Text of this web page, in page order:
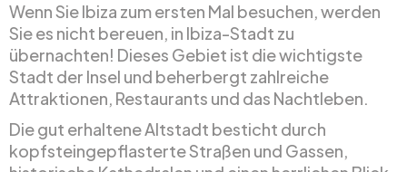
Wenn Sie Ibiza zum ersten Mal besuchen, werden
Sie es nicht bereuen, in Ibiza-Stadt zu
übernachten! Dieses Gebiet ist die wichtigste
Stadt der Insel und beherbergt zahlreiche
Attraktionen, Restaurants und das Nachtleben.
Die gut erhaltene Altstadt besticht durch
kopfsteingepflasterte Straßen und Gassen,